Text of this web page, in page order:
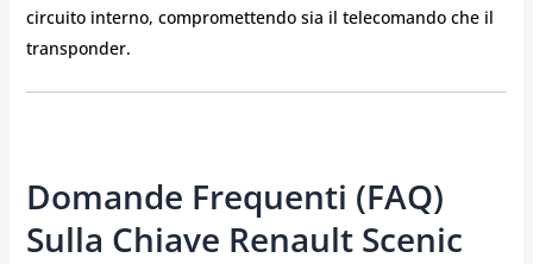
circuito interno, compromettendo sia il telecomando che il
transponder.
Domande Frequenti (FAQ)
Sulla Chiave Renault Scenic